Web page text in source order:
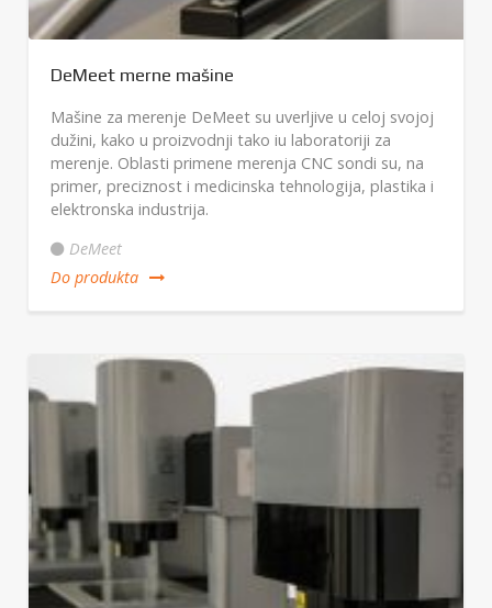
DeMeet merne mašine
Mašine za merenje DeMeet su uverljive u celoj svojoj
dužini, kako u proizvodnji tako iu laboratoriji za
merenje. Oblasti primene merenja CNC sondi su, na
primer, preciznost i medicinska tehnologija, plastika i
elektronska industrija.
DeMeet
Do produkta